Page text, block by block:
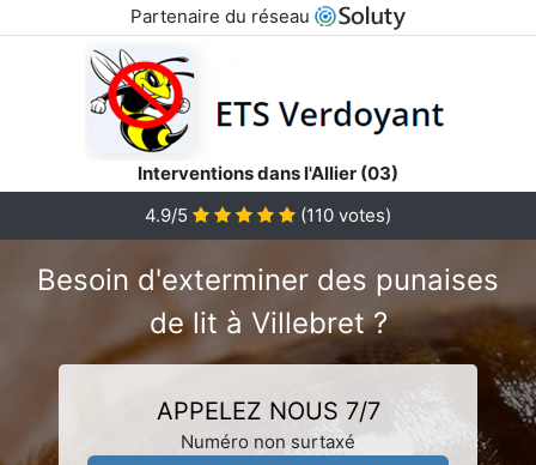
Partenaire du réseau
Interventions dans l'Allier (03)
4.9/5 (110 votes)
Besoin d'exterminer des punaises
de lit à Villebret ?
APPELEZ NOUS 7/7
Numéro non surtaxé